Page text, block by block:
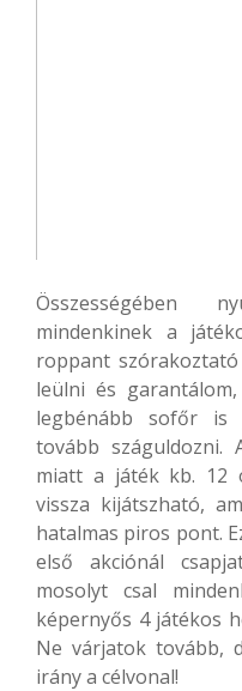
Összességében
mindenkinek a
roppant
leülni és
legbénább sofőr is
tovább száguldozni.
miatt a játék kb. 12
vissza kijátszható,
hatalmas piros pont.
első akciónál
mosolyt csal
képernyős 4 játékos
Ne várjatok tovább,
irány a célvonal!